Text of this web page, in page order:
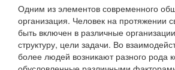
Одним из элементов современного
организация. Человек на протяжении
быть включен в различные
структуру, цели задачи. Во
более людей возникают разного рода